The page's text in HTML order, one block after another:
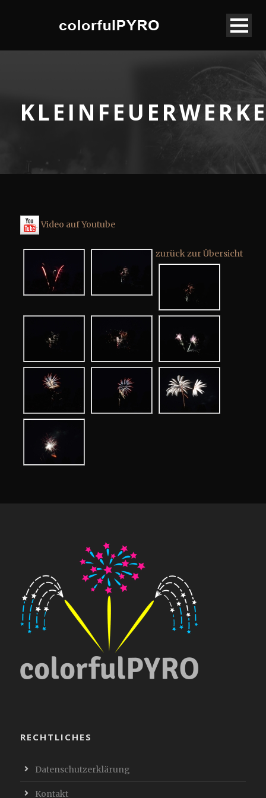
Video auf Youtube
zurück zur Übersicht
RECHTLICHES
Datenschutzerklärung
Kontakt